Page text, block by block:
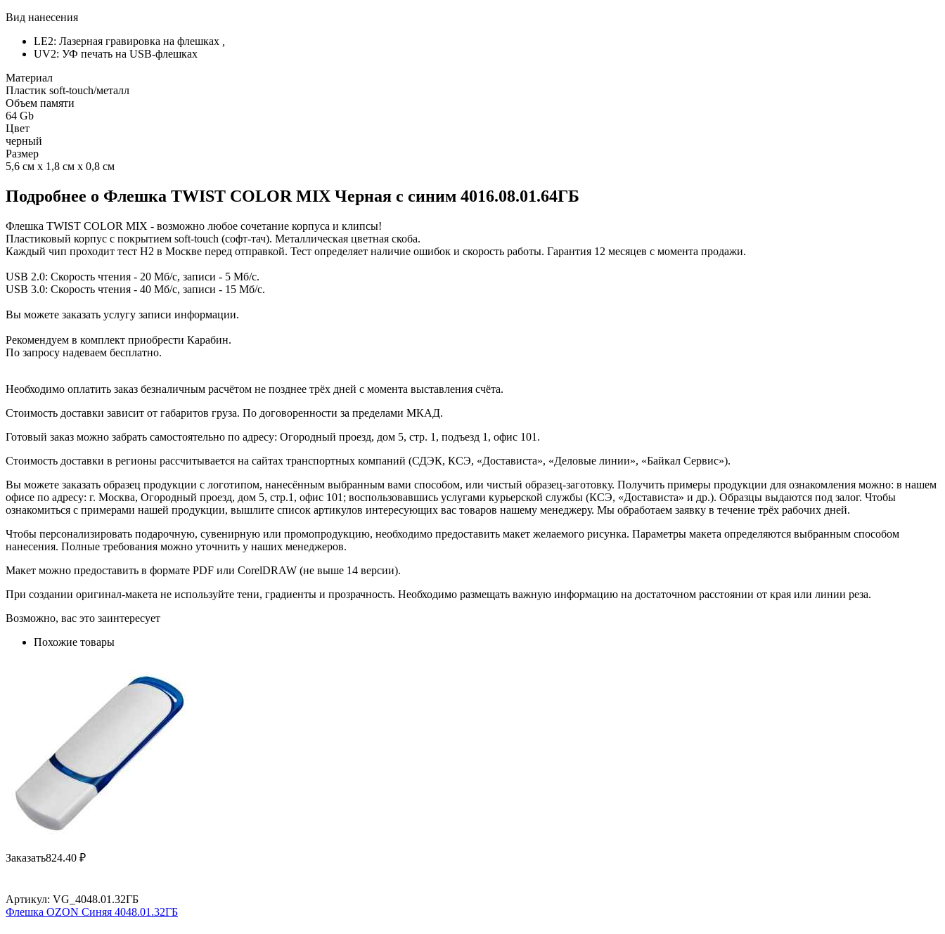
Вид нанесения
LE2: Лазерная гравировка на флешках
UV2: УФ печать на USB-флешках
Материал
Пластик soft-touch/металл
Объем памяти
64 Gb
Цвет
черный
Размер
5,6 см х 1,8 см х 0,8 см
Подробнее о Флешка TWIST COLOR MIX Черная с синим 4016.08.01.64ГБ
Флешка TWIST COLOR MIX - возможно любое сочетание корпуса и клипсы!
Пластиковый корпус с покрытием soft-touch (софт-тач). Металлическая цветная скоба.
Каждый чип проходит тест H2 в Москве перед отправкой. Тест определяет наличие ошибок и скорость работы. Гарантия 12 месяцев с момента продажи.
USB 2.0: Скорость чтения - 20 Мб/с, записи - 5 Мб/с.
USB 3.0: Скорость чтения - 40 Мб/с, записи - 15 Мб/с.
Вы можете заказать услугу записи информации.
Рекомендуем в комплект приобрести Карабин.
По запросу надеваем бесплатно.
Необходимо оплатить заказ безналичным расчётом не позднее трёх дней с момента выставления счёта.
Стоимость доставки зависит от габаритов груза. По договоренности за пределами МКАД.
Готовый заказ можно забрать самостоятельно по адресу: Огородный проезд, дом 5, стр. 1, подъезд 1, офис 101.
Стоимость доставки в регионы рассчитывается на сайтах транспортных компаний (СДЭК, КСЭ, «Достависта», «Деловые линии», «Байкал Сервис»).
Вы можете заказать образец продукции с логотипом, нанесённым выбранным вами способом, или чистый образец-заготовку. Получить примеры продукции для ознакомления можно: в нашем
офисе по адресу: г. Москва, Огородный проезд, дом 5, стр.1, офис 101; воспользовавшись услугами курьерской службы (КСЭ, «Достависта» и др.). Образцы выдаются под залог. Чтобы
ознакомиться с примерами нашей продукции, вышлите список артикулов интересующих вас товаров нашему менеджеру. Мы обработаем заявку в течение трёх рабочих дней.
Чтобы персонализировать подарочную, сувенирную или промопродукцию, необходимо предоставить макет желаемого рисунка. Параметры макета определяются выбранным способом
нанесения. Полные требования можно уточнить у наших менеджеров.
Макет можно предоставить в формате PDF или CorelDRAW (не выше 14 версии).
При создании оригинал-макета не используйте тени, градиенты и прозрачность. Необходимо размещать важную информацию на достаточном расстоянии от края или линии реза.
Возможно, вас это заинтересует
Похожие товары
Заказать824.40 ₽
Артикул: VG_4048.01.32ГБ
Флешка OZON Синяя 4048.01.32ГБ